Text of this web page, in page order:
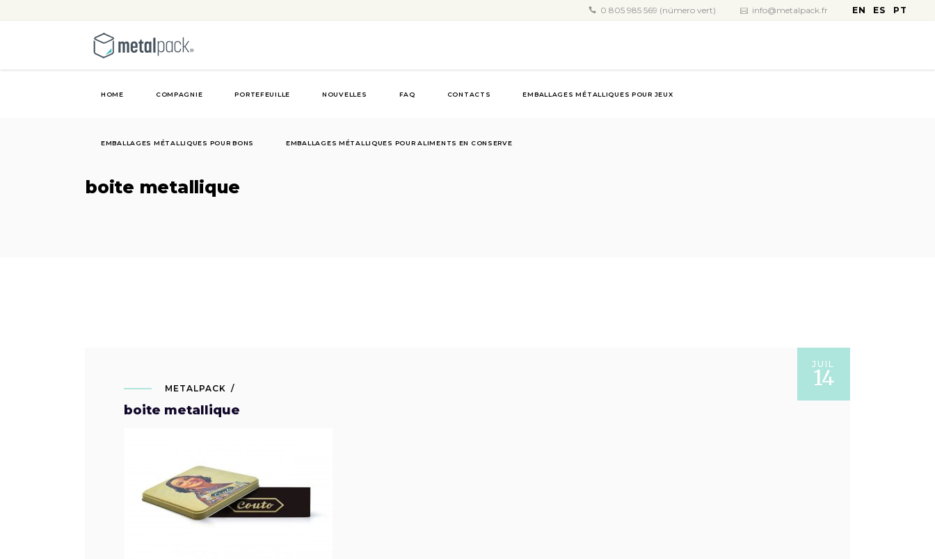
0 805 985 569 (número vert) info@metalpack.fr EN ES PT
HOME COMPAGNIE PORTEFEUILLE NOUVELLES FAQ CONTACTS EMBALLAGES MÉTALLIQUES POUR JEUX
EMBALLAGES MÉTALLIQUES POUR BONS EMBALLAGES MÉTALLIQUES POUR ALIMENTS EN CONSERVE
boite metallique
JUIL
14
METALPACK
boite metallique